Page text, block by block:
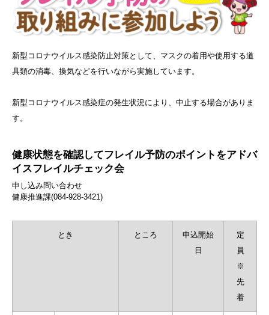
新型コロナウイルス感染防止対策として、マスクの着用や使用する道
具類の消毒、換気などを行いながら実施しています。
新型コロナウイルス感染症の発生状況により、中止する場合がありま
す。
健康状態を確認してフレイル予防のポイントをアドバ
イスフレイルチェック会
申し込み問い合わせ
健康推進課(084-928-3421)
とき ところ
申込開始
日
定
員
※
先
着